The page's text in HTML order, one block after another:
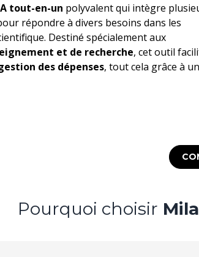
tout-en-un polyvalent qui intègre
répondre à divers besoins dans les
Destiné spécialement aux
et de recherche, cet outil
des dépenses, tout cela grâce à
Pourquoi choisir Mila